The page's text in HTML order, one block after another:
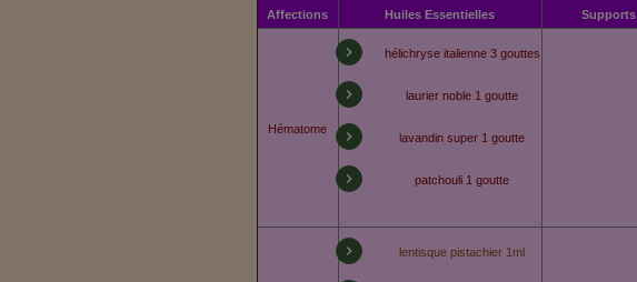
Affections Huiles Essentielles Supports
Hématome
hélichryse italienne 3 gouttes
laurier noble 1 goutte
lavandin super 1 goutte
patchouli 1 goutte
lentisque pistachier 1ml